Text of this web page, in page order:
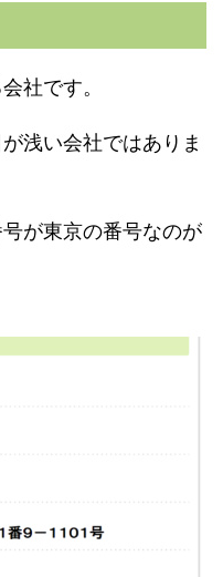
社です。
浅い会社ではありま
が東京の番号なのが